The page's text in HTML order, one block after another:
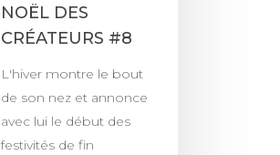
NOËL DES
CRÉATEURS #8
L'hiver montre le bout
de son nez et annonce
avec lui le début des
festivités de fin